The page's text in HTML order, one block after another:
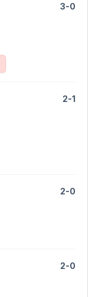
3-0
2-1
2-0
2-0